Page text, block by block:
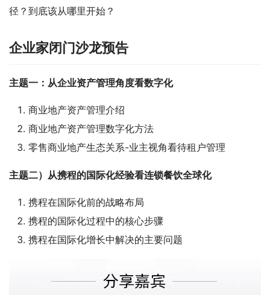
径？到底该从哪里开始？
企业家闭门沙龙预告
主题一：从企业资产管理角度看数字化
商业地产资产管理介绍
商业地产资产管理数字化方法
零售商业地产生态关系-业主视角看待租户管理
主题二）从携程的国际化经验看连锁餐饮全球化
携程在国际化前的战略布局
携程的国际化过程中的核心步骤
携程在国际化增长中解决的主要问题